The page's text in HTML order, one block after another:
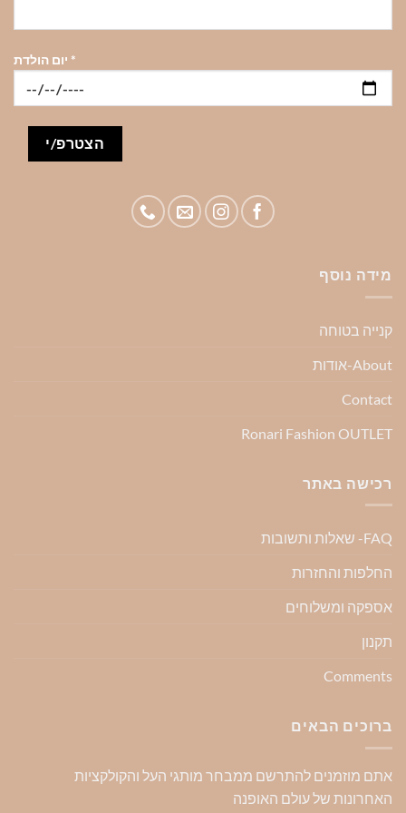
*
מידה נוסף
קנייה בטוחה
About-אודות
Contact
Ronari Fashion OUTLET
רכישה באתר
FAQ- שאלות ותשובות
החלפות והחזרות
אספקה ומשלוחים
תקנון
Comments
ברוכים הבאים
אתם מוזמנים להתרשם ממבחר מותגי העל והקולקציות
האחרונות של עולם האופנה